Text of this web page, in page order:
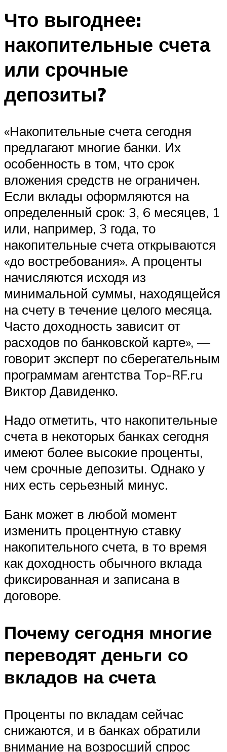
Что выгоднее:
накопительные счета
или срочные
депозиты?
«Накопительные счета сегодня
предлагают многие банки. Их
особенность в том, что срок
вложения средств не ограничен.
Если вклады оформляются на
определенный срок: 3, 6 месяцев, 1
или, например, 3 года, то
накопительные счета открываются
«до востребования». А проценты
начисляются исходя из
минимальной суммы, находящейся
на счету в течение целого месяца.
Часто доходность зависит от
расходов по банковской карте», —
говорит эксперт по сберегательным
программам агентства Top-RF.ru
Виктор Давиденко.
Надо отметить, что накопительные
счета в некоторых банках сегодня
имеют более высокие проценты,
чем срочные депозиты. Однако у
них есть серьезный минус.
Банк может в любой момент
изменить процентную ставку
накопительного счета, в то время
как доходность обычного вклада
фиксированная и записана в
договоре.
Почему сегодня многие
переводят деньги со
вкладов на счета
Проценты по вкладам сейчас
снижаются, и в банках обратили
внимание на возросший спрос